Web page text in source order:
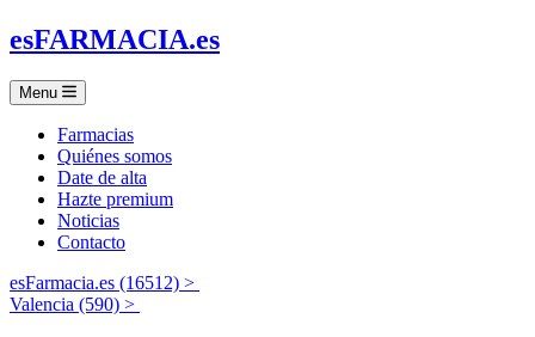
esFARMACIA.es
Menu
Farmacias
Quiénes somos
Date de alta
Hazte premium
Noticias
Contacto
esFarmacia.es (16512) >
Valencia (590) >